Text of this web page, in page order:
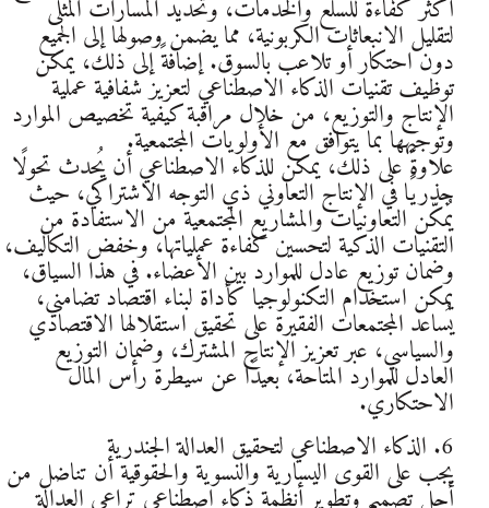
أكثر كفاءة للسلع والخدمات، وتحديد المسارات المثلى
لتقليل الانبعاثات الكربونية، مما يضمن وصولها إلى الجميع
دون احتكار أو تلاعب بالسوق. إضافةً إلى ذلك، يمكن
توظيف تقنيات الذكاء الاصطناعي لتعزيز شفافية عملية
الإنتاج والتوزيع، من خلال مراقبة كيفية تخصيص الموارد
وتوجيهها بما يتوافق مع الأولويات المجتمعية.
علاوةً على ذلك، يمكن للذكاء الاصطناعي أن يُحدث تحولًا
جذريًا في الإنتاج التعاوني ذي التوجه الاشتراكي، حيث
يُمكّن التعاونيات والمشاريع المجتمعية من الاستفادة من
التقنيات الذكية لتحسين كفاءة عملياتها، وخفض التكاليف،
وضمان توزيع عادل للموارد بين الأعضاء. في هذا السياق،
يمكن استخدام التكنولوجيا كأداة لبناء اقتصاد تضامني،
يُساعد المجتمعات الفقيرة على تحقيق استقلالها الاقتصادي
والسياسي، عبر تعزيز الإنتاج المشترك، وضمان التوزيع
العادل للموارد المتاحة، بعيدًا عن سيطرة رأس المال
الاحتكاري.
يجب على القوى اليسارية والنسوية والحقوقية أن تناضل من